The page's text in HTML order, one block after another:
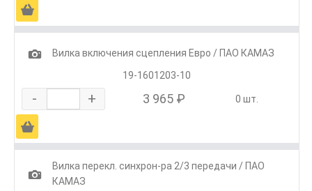
Ä
1
Вилка включения сцепления Евро / ПАО КАМАЗ
19-1601203-10
- + 3 965 ₽ 0 шт.
Ä
1
Вилка перекл. синхрон-ра 2/3 передачи / ПАО
КАМАЗ